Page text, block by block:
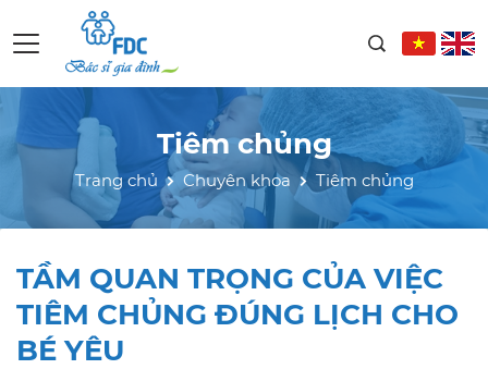
Tiêm chủng
Trang chủ Chuyên khoa Tiêm chủng
TẦM QUAN TRỌNG CỦA VIỆC
TIÊM CHỦNG ĐÚNG LỊCH CHO
BÉ YÊU